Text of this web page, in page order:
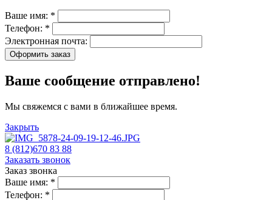
Ваше имя: *
Телефон: *
Электронная почта:
Оформить заказ
Ваше сообщение отправлено!
Мы свяжемся с вами в ближайшее время.
Закрыть
8 (812)670 83 88
Заказать звонок
Заказ звонка
Ваше имя: *
Телефон: *